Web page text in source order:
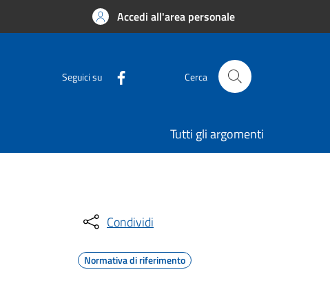
Accedi all'area personale
Seguici su Cerca
Tutti gli argomenti
Condividi
Normativa di riferimento